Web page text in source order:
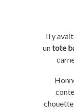
Il y
untote